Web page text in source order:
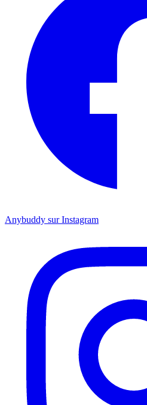
Anybuddy sur Instagram